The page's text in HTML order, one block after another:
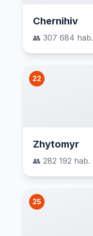
Chernihiv
👥 307 684 hab.
22
Zhytomyr
👥 282 192 hab.
25